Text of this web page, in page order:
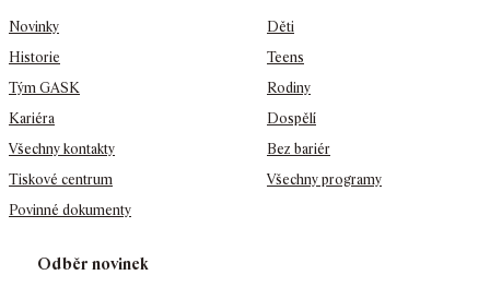
Novinky
Historie
Tým GASK
Kariéra
Všechny kontakty
Tiskové centrum
Povinné dokumenty
Děti
Teens
Rodiny
Dospělí
Bez bariér
Všechny programy
Odběr novinek